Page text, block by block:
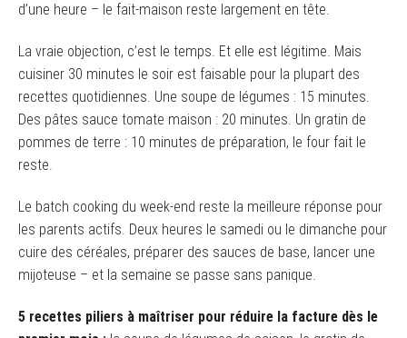
d’une heure – le fait-maison reste largement en tête.
La vraie objection, c’est le temps. Et elle est légitime. Mais
cuisiner 30 minutes le soir est faisable pour la plupart des
recettes quotidiennes. Une soupe de légumes : 15 minutes.
Des pâtes sauce tomate maison : 20 minutes. Un gratin de
pommes de terre : 10 minutes de préparation, le four fait le
reste.
Le batch cooking du week-end reste la meilleure réponse pour
les parents actifs. Deux heures le samedi ou le dimanche pour
cuire des céréales, préparer des sauces de base, lancer une
mijoteuse – et la semaine se passe sans panique.
5 recettes piliers à maîtriser pour réduire la facture dès le